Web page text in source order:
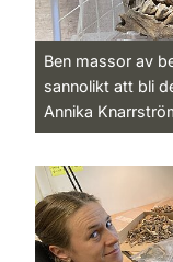
Ben massor av
sannolikt att bli
Annika